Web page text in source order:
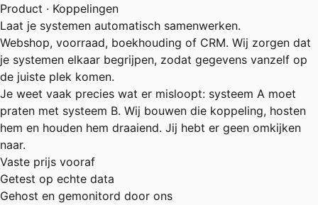
Product · Koppelingen
Laat je systemen automatisch samenwerken.
Webshop, voorraad, boekhouding of CRM. Wij zorgen dat
je systemen elkaar begrijpen, zodat gegevens vanzelf op
de juiste plek komen.
Je weet vaak precies wat er misloopt: systeem A moet
praten met systeem B. Wij bouwen die koppeling, hosten
hem en houden hem draaiend. Jij hebt er geen omkijken
naar.
Vaste prijs vooraf
Getest op echte data
Gehost en gemonitord door ons